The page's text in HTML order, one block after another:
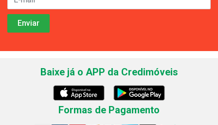
Baixe já o APP da Credimóveis
Formas de Pagamento